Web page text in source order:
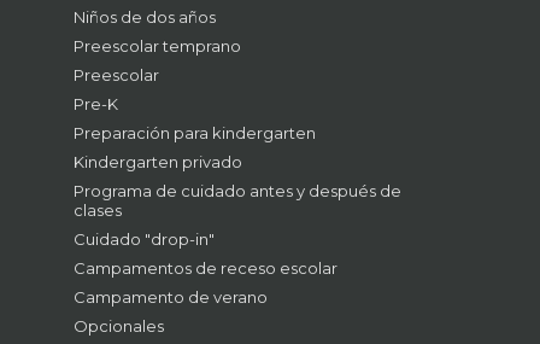
Niños de dos años
Preescolar temprano
Preescolar
Pre-K
Preparación para kindergarten
Kindergarten privado
Programa de cuidado antes y después de
clases
Cuidado "drop-in"
Campamentos de receso escolar
Campamento de verano
Opcionales